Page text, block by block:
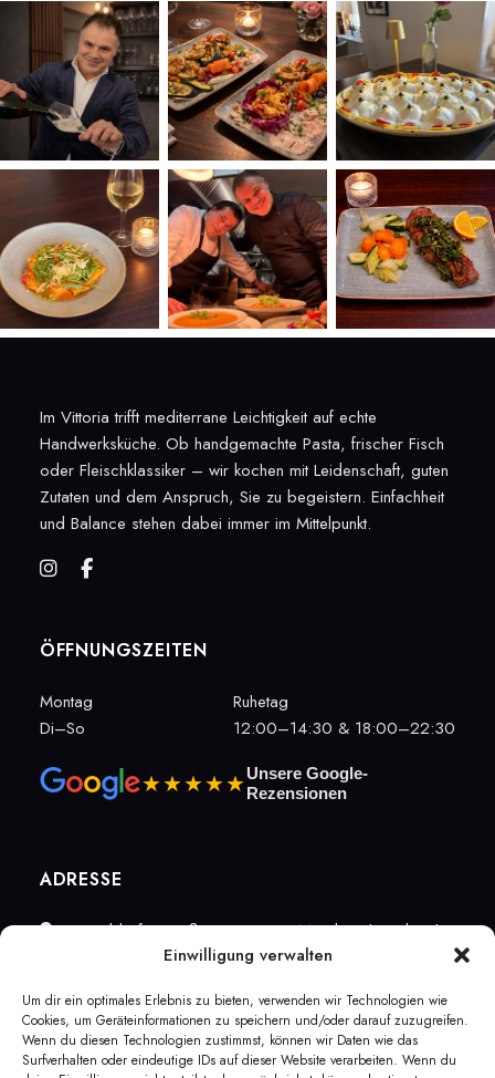
Einwilligung verwalten
Um dir ein optimales Erlebnis zu bieten, verwenden wir Technologien wie
Cookies, um Geräteinformationen zu speichern und/oder darauf zuzugreifen.
Wenn du diesen Technologien zustimmst, können wir Daten wie das
Surfverhalten oder eindeutige IDs auf dieser Website verarbeiten. Wenn du
Im Vittoria trifft mediterrane Leichtigkeit auf echte
Handwerksküche. Ob handgemachte Pasta, frischer Fisch
oder Fleischklassiker – wir kochen mit Leidenschaft, guten
Zutaten und dem Anspruch, Sie zu begeistern. Einfachheit
und Balance stehen dabei immer im Mittelpunkt.
ÖFFNUNGSZEITEN
Montag
Ruhetag
Di–So
12:00–14:30 & 18:00–22:30
★★★★★Unsere Google-
Rezensionen
ADRESSE
Düsseldorfer Straße 39, 40667 Meerbusch-Büderich
info@vittoria-meerbusch.de